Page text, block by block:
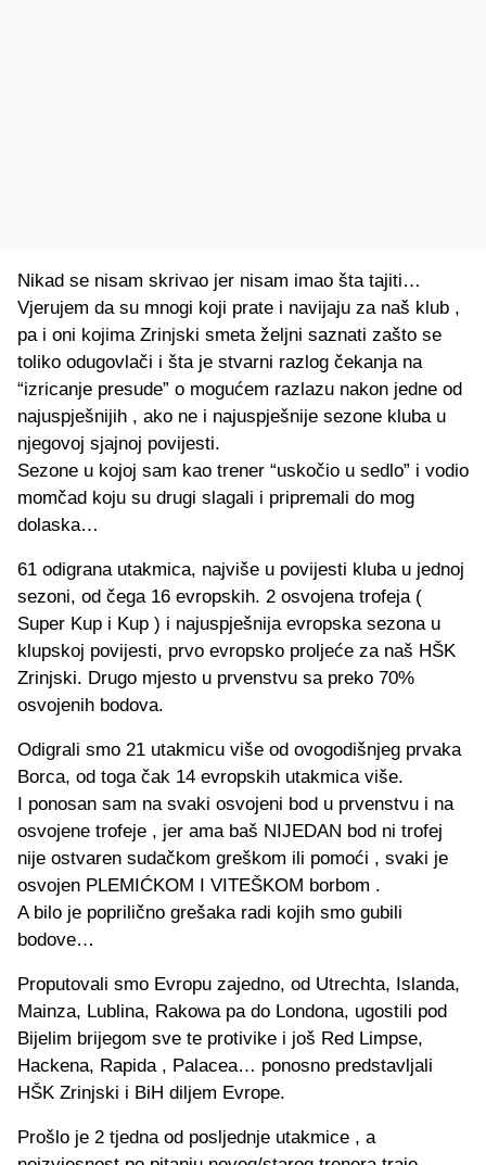
Nikad se nisam skrivao jer nisam imao šta tajiti…
Vjerujem da su mnogi koji prate i navijaju za naš klub ,
pa i oni kojima Zrinjski smeta željni saznati zašto se
toliko odugovlači i šta je stvarni razlog čekanja na
“izricanje presude” o mogućem razlazu nakon jedne od
najuspješnijih , ako ne i najuspješnije sezone kluba u
njegovoj sjajnoj povijesti.
Sezone u kojoj sam kao trener “uskočio u sedlo” i vodio
momčad koju su drugi slagali i pripremali do mog
dolaska…
61 odigrana utakmica, najviše u povijesti kluba u jednoj
sezoni, od čega 16 evropskih. 2 osvojena trofeja (
Super Kup i Kup ) i najuspješnija evropska sezona u
klupskoj povijesti, prvo evropsko proljeće za naš HŠK
Zrinjski. Drugo mjesto u prvenstvu sa preko 70%
osvojenih bodova.
Odigrali smo 21 utakmicu više od ovogodišnjeg prvaka
Borca, od toga čak 14 evropskih utakmica više.
I ponosan sam na svaki osvojeni bod u prvenstvu i na
osvojene trofeje , jer ama baš NIJEDAN bod ni trofej
nije ostvaren sudačkom greškom ili pomoći , svaki je
osvojen PLEMIĆKOM I VITEŠKOM borbom .
A bilo je poprilično grešaka radi kojih smo gubili
bodove…
Proputovali smo Evropu zajedno, od Utrechta, Islanda,
Mainza, Lublina, Rakowa pa do Londona, ugostili pod
Bijelim brijegom sve te protivike i još Red Limpse,
Hackena, Rapida , Palacea… ponosno predstavljali
HŠK Zrinjski i BiH diljem Evrope.
Prošlo je 2 tjedna od posljednje utakmice , a